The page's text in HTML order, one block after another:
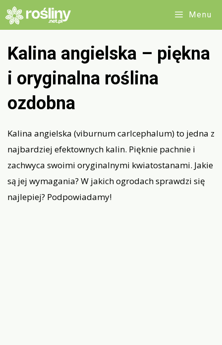
Przejdź
do
Menu
Kalina angielska – piękna
i oryginalna roślina
ozdobna
Kalina angielska (viburnum carlcephalum) to jedna z
najbardziej efektownych kalin. Pięknie pachnie i
zachwyca swoimi oryginalnymi kwiatostanami. Jakie
są jej wymagania? W jakich ogrodach sprawdzi się
najlepiej? Podpowiadamy!